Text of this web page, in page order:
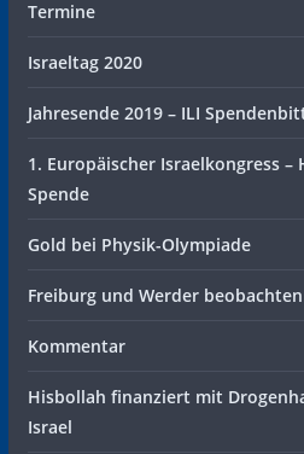
Termine
Israeltag 2020
Jahresende 2019 – ILI
1. Europäischer Israelkongress
Spende
Gold bei Physik-Olympiade
Freiburg und Werder beobachten
Kommentar
Hisbollah finanziert mit
Israel